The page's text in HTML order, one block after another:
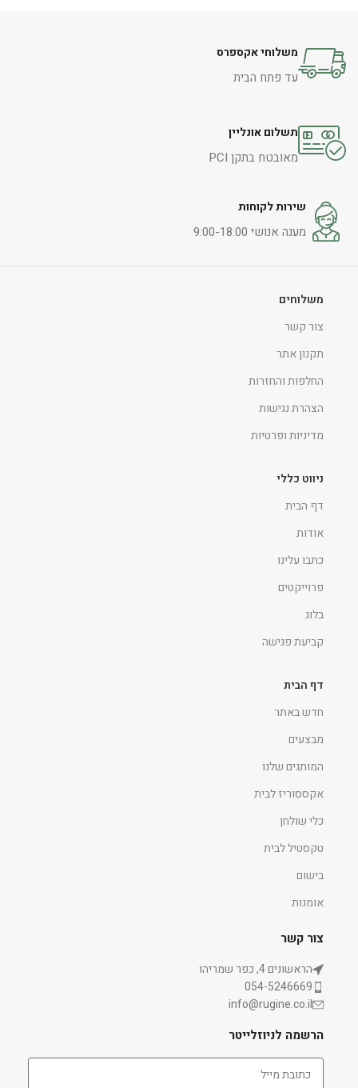
משלוחי אקספרס
עד פתח הבית
תשלום אונליין
מאובטח בתקן PCI
שירות לקוחות
מענה אנושי 9:00-18:00
משלוחים
צור קשר
תקנון אתר
החלפות והחזרות
הצהרת נגישות
מדיניות ופרטיות
ניווט כללי
דף הבית
אודות
כתבו עלינו
פרוייקטים
בלוג
קביעת פגישה
דף הבית
חדש באתר
מבצעים
המותגים שלנו
אקססוריז לבית
כלי שולחן
טקסטיל לבית
בישום
אומנות
צור קשר
הראשונים 4, כפר שמריהו
054-5246669
info@rugine.co.il
הרשמה לניוזלייטר